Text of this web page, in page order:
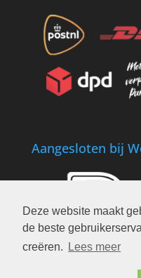
Deze website maakt
de beste
creëren.
Lees meer
Aangesloten bij